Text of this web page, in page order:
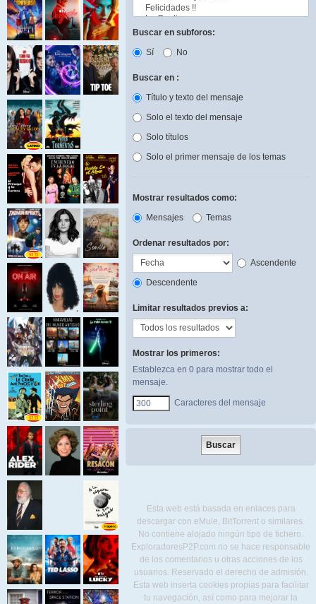
Buscar en subforos:
Sí
No
Buscar en :
Título y texto del mensaje
Solo el texto del mensaje
Solo títulos
Solo el primer mensaje de los temas
Mostrar resultados como:
Mensajes
Temas
Ordenar resultados por:
Ascendente
Descendente
Limitar resultados previos a:
Mostrar los primeros:
Establezca en 0 para mostrar todo el
mensaje.
Caracteres del mensaje
Esta web está basada en enlaces para
descargar con eMule, BitTorrent o similares.
No contiene alojado ningún tipo de fichero.
ExploradoresP2P.com no se hace responsable
de los comentarios u otras acciones de los
usuarios. Reservado el derecho de admisión.
Esta web inserta cookies propias para facilitar
tu navegación, así como para mejorar la